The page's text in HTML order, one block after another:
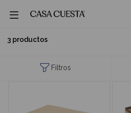
3 productos
Filtros